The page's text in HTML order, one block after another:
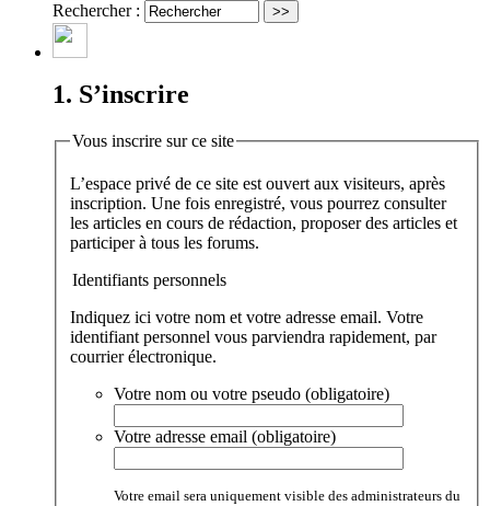
Rechercher :
1. S’inscrire
Vous inscrire sur ce site
L’espace privé de ce site est ouvert aux visiteurs, après
inscription. Une fois enregistré, vous pourrez consulter
les articles en cours de rédaction, proposer des articles et
participer à tous les forums.
Identifiants personnels
Indiquez ici votre nom et votre adresse email. Votre
identifiant personnel vous parviendra rapidement, par
courrier électronique.
Votre nom ou votre pseudo (obligatoire)
Votre adresse email (obligatoire)
Votre email sera uniquement visible des administrateurs du